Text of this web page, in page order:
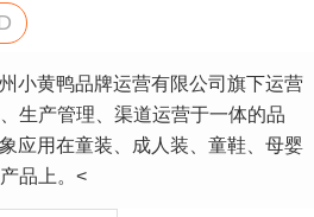
小黄鸭品牌运营有限公司旗下运营
生产管理、渠道运营于一体的品
应用在童装、成人装、童鞋、母婴
品上。<